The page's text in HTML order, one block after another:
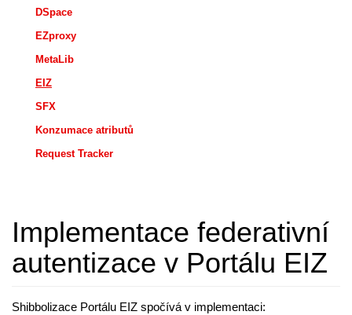
DSpace
EZproxy
MetaLib
EIZ
SFX
Konzumace atributů
Request Tracker
Implementace federativní
autentizace v Portálu EIZ
Shibbolizace Portálu EIZ spočívá v implementaci: